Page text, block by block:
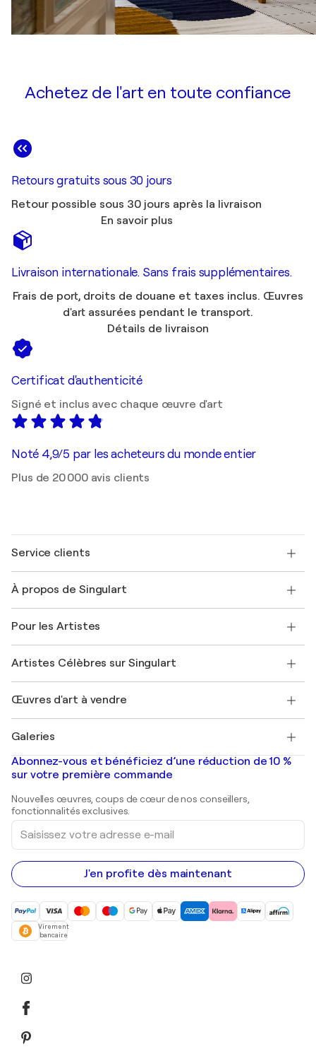
Achetez de l'art en toute confiance
Retours gratuits sous 30 jours
Retour possible sous 30 jours après la livraison
En savoir plus
Livraison internationale. Sans frais supplémentaires.
Frais de port, droits de douane et taxes inclus. Œuvres
d'art assurées pendant le transport.
Détails de livraison
Certificat d'authenticité
Signé et inclus avec chaque œuvre d'art
Noté 4,9/5 par les acheteurs du monde entier
Plus de 20 000 avis clients
Service clients
Expédition
Offrir une carte cadeau
Rejoignez notre programme commercial
Mon compte
+33 1 76 44 06 42
À propos de Singulart
FAQ
Magazine Singulart
Emplois
Découvrez une sélection d'art original
Pour les Artistes
Se connecter en tant qu'Artiste
Artistes Célèbres sur Singulart
Marc Chagall
Banksy
Mr. Brainwash
Shepard Fairey
Œuvres d'art à vendre
Tableaux abstraits à vendre
Peintures de paysage
Estampes
Peintures acryliques
Galeries
Galeries d'art en France
Galeries d'art en Belgique
Abonnez-vous et bénéficiez d’une réduction de 10 %
sur votre première commande
Nouvelles œuvres, coups de cœur de nos conseillers,
fonctionnalités exclusives.
Saisissez
votre
adresse
e-
mail
J'en profite dès maintenant
Virement
bancaire